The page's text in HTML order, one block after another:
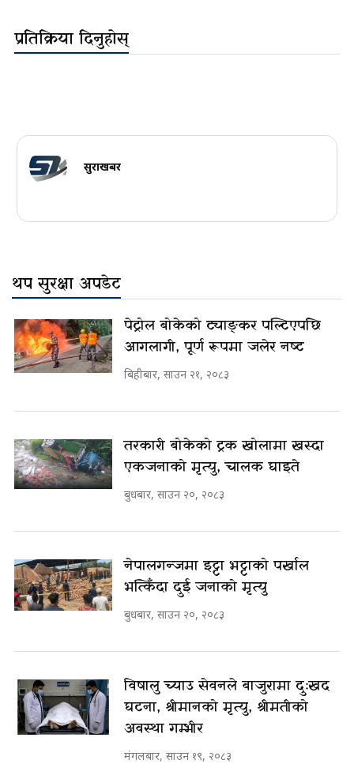
प्रतिक्रिया दिनुहोस्
सुरक्षाखबर
थप सुरक्षा अपडेट
पेट्रोल बोकेको ट्याङ्कर पल्टिएपछि
आगलागी, पूर्ण रूपमा जलेर नष्ट
बिहीबार, साउन २१, २०८३
तरकारी बोकेको ट्रक खोलामा खस्दा
एकजनाको मृत्यु, चालक घाइते
बुधबार, साउन २०, २०८३
नेपालगन्जमा इट्टा भट्टाको पर्खाल
भत्किँदा दुई जनाको मृत्यु
बुधबार, साउन २०, २०८३
विषालु च्याउ सेवनले बाजुरामा दुःखद
घटना, श्रीमानको मृत्यु, श्रीमतीको
अवस्था गम्भीर
मंगलबार, साउन १९, २०८३